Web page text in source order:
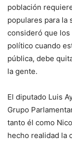
población
populares para la
consideró que
político cuando
pública, debe
la gente.
El diputado Luis
Grupo
tanto él como
hecho realidad la